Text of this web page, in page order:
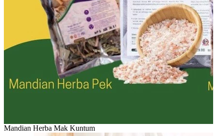
Mandian Herba Mak Kuntum